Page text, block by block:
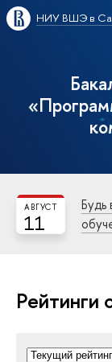
НИУ ВШЭ в
11
АВГУСТ
Будь
Рейтинги